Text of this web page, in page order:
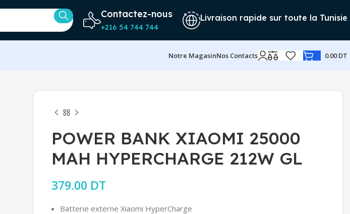
Contactez-nous
+216 54 744 744
Livraison rapide sur toute la Tunisie
Notre MagasinNos Contacts 0.00DT
POWER BANK XIAOMI 25000
MAH HYPERCHARGE 212W GL
379.00 DT
Batterie externe Xiaomi HyperCharge